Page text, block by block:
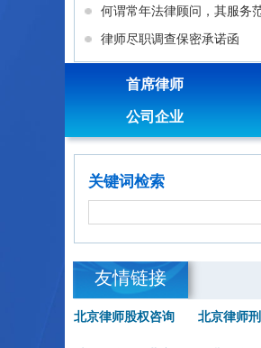
何谓常年法律顾问，其服务
律师尽职调查保密承诺函
首席律师
公司企业
关键词检索
友情链接
北京律师股权咨询 北京律师